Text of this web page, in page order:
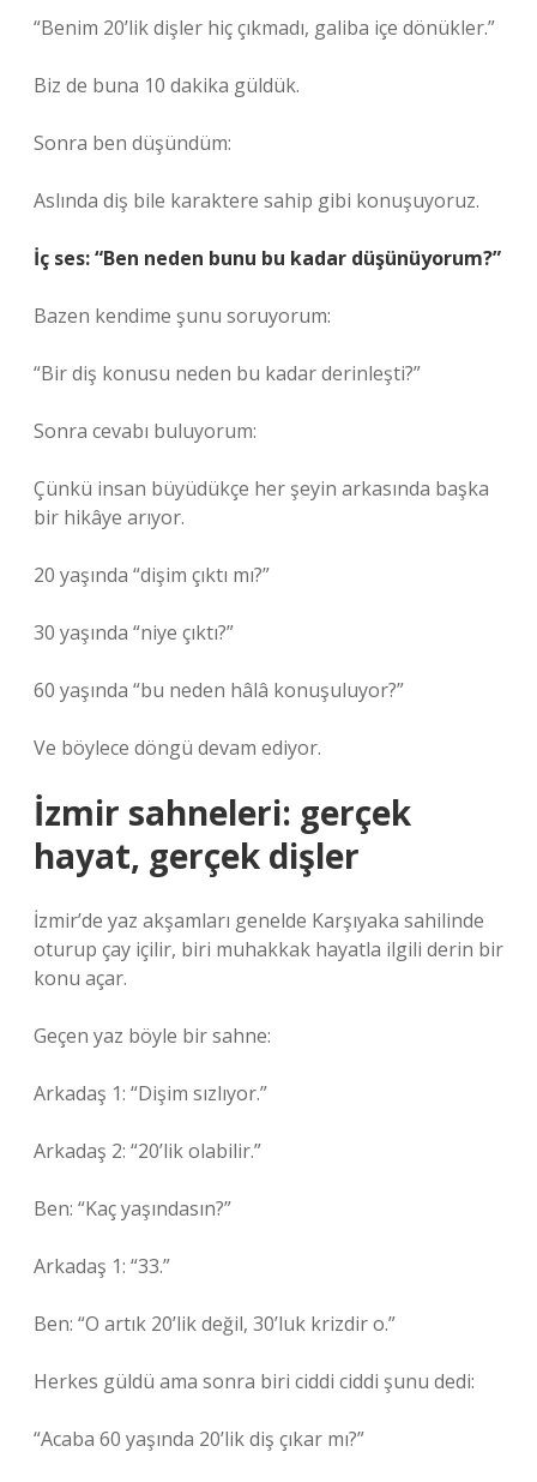
“Benim 20’lik dişler hiç çıkmadı, galiba içe dönükler.”
Biz de buna 10 dakika güldük.
Sonra ben düşündüm:
Aslında diş bile karaktere sahip gibi konuşuyoruz.
İç ses: “Ben neden bunu bu kadar düşünüyorum?”
Bazen kendime şunu soruyorum:
“Bir diş konusu neden bu kadar derinleşti?”
Sonra cevabı buluyorum:
Çünkü insan büyüdükçe her şeyin arkasında başka
bir hikâye arıyor.
20 yaşında “dişim çıktı mı?”
30 yaşında “niye çıktı?”
60 yaşında “bu neden hâlâ konuşuluyor?”
Ve böylece döngü devam ediyor.
İzmir sahneleri: gerçek
hayat, gerçek dişler
İzmir’de yaz akşamları genelde Karşıyaka sahilinde
oturup çay içilir, biri muhakkak hayatla ilgili derin bir
konu açar.
Geçen yaz böyle bir sahne:
Arkadaş 1: “Dişim sızlıyor.”
Arkadaş 2: “20’lik olabilir.”
Ben: “Kaç yaşındasın?”
Arkadaş 1: “33.”
Ben: “O artık 20’lik değil, 30’luk krizdir o.”
Herkes güldü ama sonra biri ciddi ciddi şunu dedi:
“Acaba 60 yaşında 20’lik diş çıkar mı?”